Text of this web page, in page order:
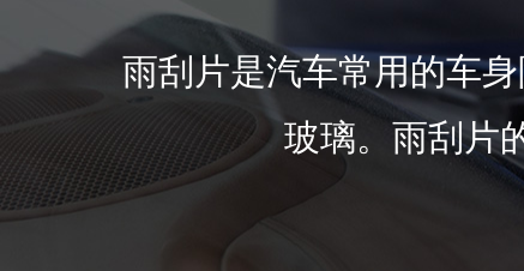
雨刮片是汽车常用的车
玻璃。雨刮片